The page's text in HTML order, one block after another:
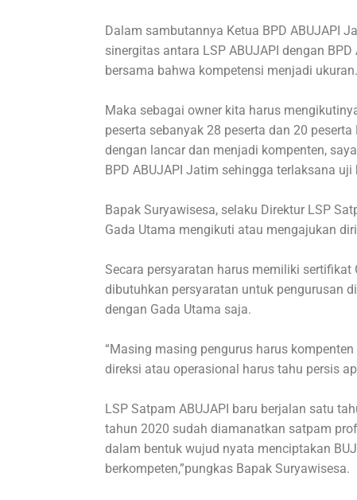
Dalam sambutannya Ketua BPD ABUJAPI
sinergitas antara LSP ABUJAPI dengan
bersama bahwa kompetensi menjadi ukuran.
Maka sebagai owner kita harus
peserta sebanyak 28 peserta dan 20
dengan lancar dan menjadi kompenten,
BPD ABUJAPI Jatim sehingga terlaksana
Bapak Suryawisesa, selaku Direktur LSP
Gada Utama mengikuti atau mengajukan
Secara persyaratan harus memiliki
dibutuhkan persyaratan untuk pengurusan
dengan Gada Utama saja.
“Masing masing pengurus harus
direksi atau operasional harus tahu persis
LSP Satpam ABUJAPI baru berjalan satu
tahun 2020 sudah diamanatkan satpam
dalam bentuk wujud nyata menciptakan
berkompeten,”pungkas Bapak Suryawisesa.